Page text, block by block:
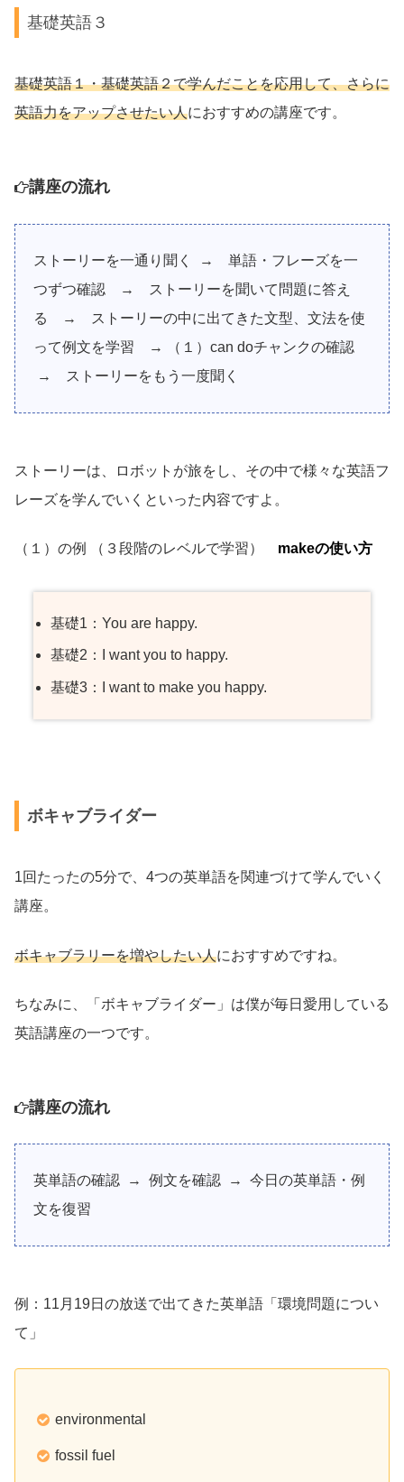
基礎英語３
基礎英語１・基礎英語２で学んだことを応用して、さらに
英語力をアップさせたい人におすすめの講座です。
講座の流れ
ストーリーを一通り聞く → 単語・フレーズを一
つずつ確認 → ストーリーを聞いて問題に答え
る →
ストーリーの中に出てきた文型、文法を使
って例文を学習 → （１）can doチャンクの確認
→ ストーリーをもう一度聞く
ストーリーは、ロボットが旅をし、その中で様々な英語フ
レーズを学んでいくといった内容ですよ。
（１）の例 （３段階のレベルで学習） makeの使い方
基礎1：You are happy.
基礎2：I want you to happy.
基礎3：I want to make you happy.
ボキャブライダー
1回たったの5分で、4つの英単語を関連づけて学んでいく
講座。
ボキャブラリーを増やしたい人におすすめですね。
ちなみに、「ボキャブライダー」は僕が毎日愛用している
英語講座の一つです。
講座の流れ
英単語の確認 → 例文を確認 → 今日の英単語・例
文を復習
例：11月19日の放送で出てきた英単語「環境問題につい
て」
environmental
fossil fuel